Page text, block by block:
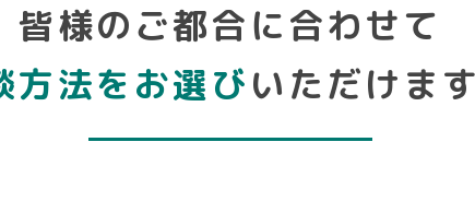
皆様のご都合に合わせて
方法をお選びいただけま